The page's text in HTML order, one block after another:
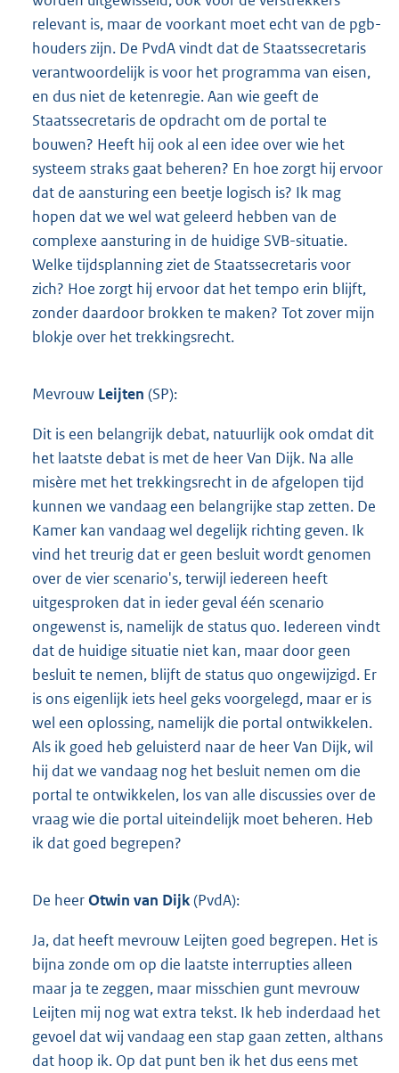
relevant is, maar de voorkant moet echt van de pgb-
houders zijn. De PvdA vindt dat de Staatssecretaris
verantwoordelijk is voor het programma van eisen,
en dus niet de ketenregie. Aan wie geeft de
Staatssecretaris de opdracht om de portal te
bouwen? Heeft hij ook al een idee over wie het
systeem straks gaat beheren? En hoe zorgt hij ervoor
dat de aansturing een beetje logisch is? Ik mag
hopen dat we wel wat geleerd hebben van de
complexe aansturing in de huidige SVB-situatie.
Welke tijdsplanning ziet de Staatssecretaris voor
zich? Hoe zorgt hij ervoor dat het tempo erin blijft,
zonder daardoor brokken te maken? Tot zover mijn
blokje over het trekkingsrecht.
Mevrouw Leijten (SP):
Dit is een belangrijk debat, natuurlijk ook omdat dit
het laatste debat is met de heer Van Dijk. Na alle
misère met het trekkingsrecht in de afgelopen tijd
kunnen we vandaag een belangrijke stap zetten. De
Kamer kan vandaag wel degelijk richting geven. Ik
vind het treurig dat er geen besluit wordt genomen
over de vier scenario's, terwijl iedereen heeft
uitgesproken dat in ieder geval één scenario
ongewenst is, namelijk de status quo. Iedereen vindt
dat de huidige situatie niet kan, maar door geen
besluit te nemen, blijft de status quo ongewijzigd. Er
is ons eigenlijk iets heel geks voorgelegd, maar er is
wel een oplossing, namelijk die portal ontwikkelen.
Als ik goed heb geluisterd naar de heer Van Dijk, wil
hij dat we vandaag nog het besluit nemen om die
portal te ontwikkelen, los van alle discussies over de
vraag wie die portal uiteindelijk moet beheren. Heb
ik dat goed begrepen?
De heerOtwin van Dijk(PvdA):
Ja, dat heeft mevrouw Leijten goed begrepen. Het is
bijna zonde om op die laatste interrupties alleen
maar ja te zeggen, maar misschien gunt mevrouw
Leijten mij nog wat extra tekst. Ik heb inderdaad het
gevoel dat wij vandaag een stap gaan zetten, althans
dat hoop ik. Op dat punt ben ik het dus eens met